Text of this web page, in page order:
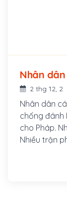
Nhân
2 thg 12, 2
Nhân dân
chống đánh
cho Pháp.
Nhiều trận
Dương.